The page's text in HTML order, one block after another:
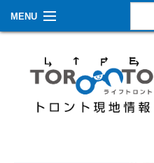
MENU
生活情報
その他